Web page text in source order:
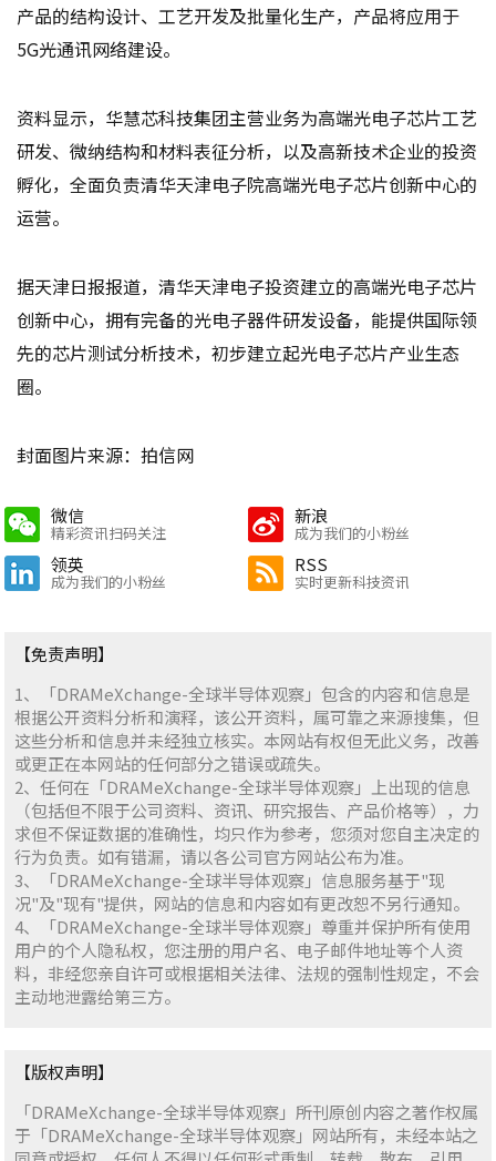
产品的结构设计、工艺开发及批量化生产，产品将应用于
5G光通讯网络建设。
资料显示，华慧芯科技集团主营业务为高端光电子芯片工艺
研发、微纳结构和材料表征分析，以及高新技术企业的投资
孵化，全面负责清华天津电子院高端光电子芯片创新中心的
运营。
据天津日报报道，清华天津电子投资建立的高端光电子芯片
创新中心，拥有完备的光电子器件研发设备，能提供国际领
先的芯片测试分析技术，初步建立起光电子芯片产业生态
圈。
封面图片来源：拍信网
微信
精彩资讯扫码关注
新浪
成为我们的小粉丝
领英
成为我们的小粉丝
RSS
实时更新科技资讯
【免责声明】
1、「DRAMeXchange-全球半导体观察」包含的内容和信息是
根据公开资料分析和演释，该公开资料，属可靠之来源搜集，但
这些分析和信息并未经独立核实。本网站有权但无此义务，改善
或更正在本网站的任何部分之错误或疏失。
2、任何在「DRAMeXchange-全球半导体观察」上出现的信息
（包括但不限于公司资料、资讯、研究报告、产品价格等），力
求但不保证数据的准确性，均只作为参考，您须对您自主决定的
行为负责。如有错漏，请以各公司官方网站公布为准。
3、「DRAMeXchange-全球半导体观察」信息服务基于"现
况"及"现有"提供，网站的信息和内容如有更改恕不另行通知。
4、「DRAMeXchange-全球半导体观察」尊重并保护所有使用
用户的个人隐私权，您注册的用户名、电子邮件地址等个人资
料，非经您亲自许可或根据相关法律、法规的强制性规定，不会
主动地泄露给第三方。
【版权声明】
「DRAMeXchange-全球半导体观察」所刊原创内容之著作权属
于「DRAMeXchange-全球半导体观察」网站所有，未经本站之